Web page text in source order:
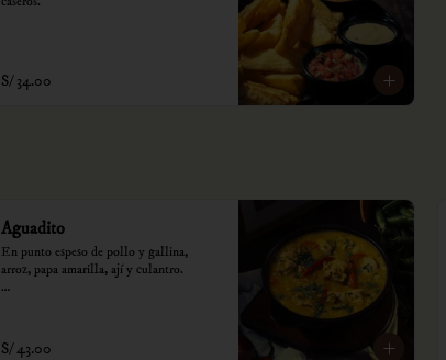
S/ 34.00
Aguadito
En punto espeso de pollo y gallina,
arroz, papa amarilla, ají y culantro.
recargo al consumo.
S/ 43.00